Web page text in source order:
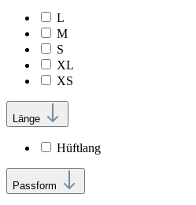
L
M
S
XL
XS
Länge
Hüftlang
Passform